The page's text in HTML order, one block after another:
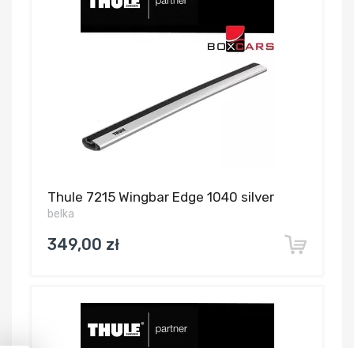
Thule 7215 Wingbar Edge 1040 silver
belka
349,00 zł